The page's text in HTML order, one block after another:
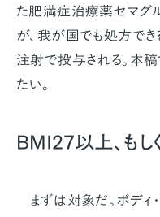
た肥満症治療薬セマグル
が、我が国でも処方で
注射で投与される。本
たい。
BMI27以上、も
まずは対象だ。ボディ・